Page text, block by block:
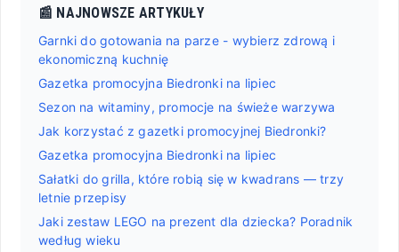
📰 NAJNOWSZE ARTYKUŁY
Garnki do gotowania na parze - wybierz zdrową i
ekonomiczną kuchnię
Gazetka promocyjna Biedronki na lipiec
Sezon na witaminy, promocje na świeże warzywa
Jak korzystać z gazetki promocyjnej Biedronki?
Gazetka promocyjna Biedronki na lipiec
Sałatki do grilla, które robią się w kwadrans — trzy
letnie przepisy
Jaki zestaw LEGO na prezent dla dziecka? Poradnik
według wieku